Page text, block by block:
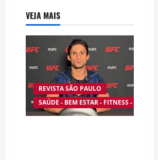
v
i
g
a
i
VEJA MAIS
REVISTA SÃO PAULO
SAÚDE - BEM ESTAR - FITNESS - ESPORTE